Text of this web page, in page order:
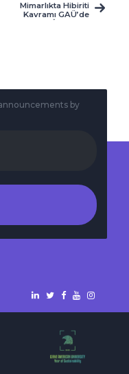
Mimarlıkta Hibiriti
Kavramı GAÜ’de
by